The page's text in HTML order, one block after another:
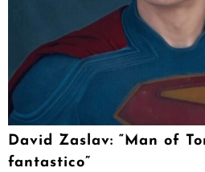
David Zaslav: “Man of
fantastico”